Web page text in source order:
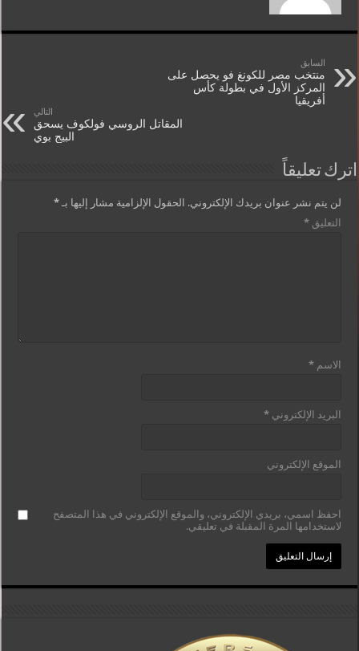
السابق
منتخب مصر للكونغ فو يحصل على
المركز الأول في بطولة كأس
أفريقيا
التالي
المقاتل الروسي فولكوف يسحق
البيج بوي
اترك تعليقاً
لن يتم نشر عنوان بريدك الإلكتروني. الحقول الإلزامية مشار إليها بـ*
التعليق*
الاسم*
البريد الإلكتروني*
الموقع الإلكتروني
احفظ اسمي، بريدي الإلكتروني، والموقع الإلكتروني في هذا المتصفح
لاستخدامها المرة المقبلة في تعليقي.